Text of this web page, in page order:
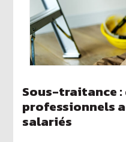
Sous-traitance :
professionnels
salariés